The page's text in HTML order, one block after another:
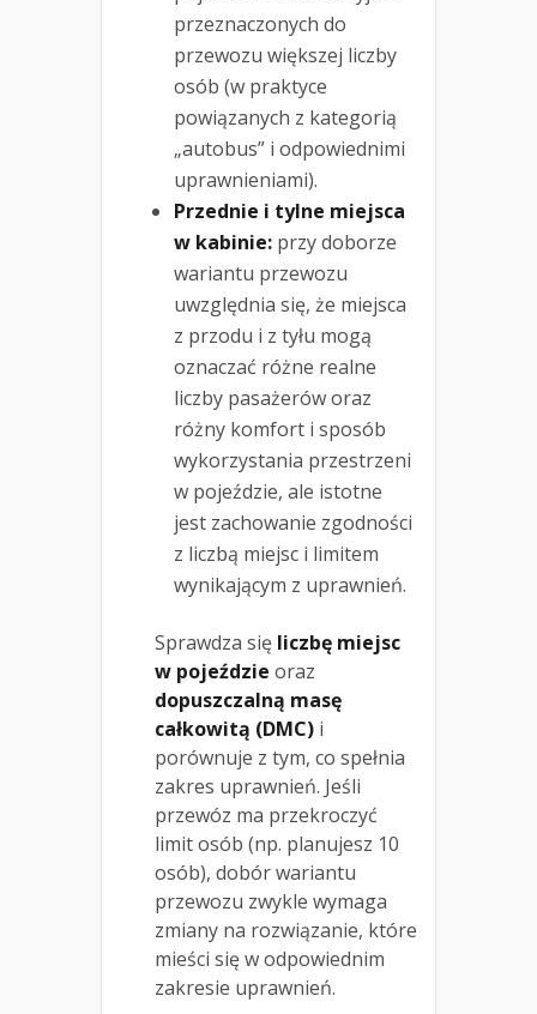
przeznaczonych do
przewozu większej liczby
osób (w praktyce
powiązanych z kategorią
„autobus” i odpowiednimi
uprawnieniami).
Przednie i tylne miejsca
w kabinie: przy doborze
wariantu przewozu
uwzględnia się, że miejsca
z przodu i z tyłu mogą
oznaczać różne realne
liczby pasażerów oraz
różny komfort i sposób
wykorzystania przestrzeni
w pojeździe, ale istotne
jest zachowanie zgodności
z liczbą miejsc i limitem
wynikającym z uprawnień.
Sprawdza się liczbę miejsc
w pojeździe oraz
dopuszczalną masę
całkowitą (DMC) i
porównuje z tym, co spełnia
zakres uprawnień. Jeśli
przewóz ma przekroczyć
limit osób (np. planujesz 10
osób), dobór wariantu
przewozu zwykle wymaga
zmiany na rozwiązanie, które
mieści się w odpowiednim
zakresie uprawnień.